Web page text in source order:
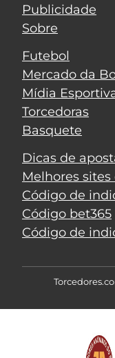
Publicidade
Sobre
Futebol
Mercado da
Mídia
Torcedoras
Basquete
Dicas de
Melhores
Código de
Código bet365
Código de